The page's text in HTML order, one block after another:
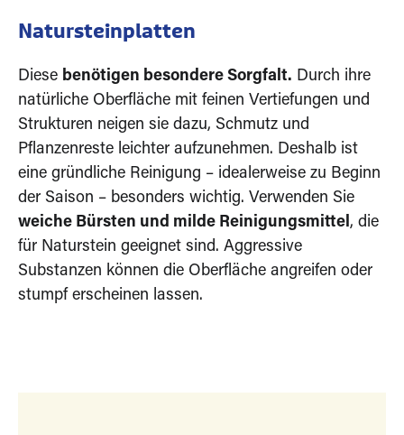
Natursteinplatten
Diese benötigen besondere Sorgfalt. Durch ihre
natürliche Oberfläche mit feinen Vertiefungen und
Strukturen neigen sie dazu, Schmutz und
Pflanzenreste leichter aufzunehmen. Deshalb ist
eine gründliche Reinigung – idealerweise zu Beginn
der Saison – besonders wichtig. Verwenden Sie
weiche Bürsten und milde Reinigungsmittel, die
für Naturstein geeignet sind. Aggressive
Substanzen können die Oberfläche angreifen oder
stumpf erscheinen lassen.